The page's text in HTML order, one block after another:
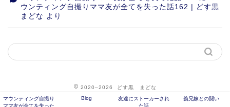
ウンティング自撮りママ友が全てを失った話162 | どす黒
まどな より
2020–2026 どす黒 まどな
マウンティング自撮り
ママ友が全てを失った
Blog
友達にストーカーされ
た話
義兄嫁との闘い